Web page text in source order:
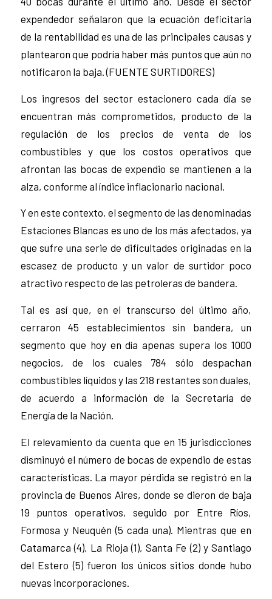
expendedor señalaron que la ecuación deficitaria
de la rentabilidad es una de las principales causas y
plantearon que podría haber más puntos que aún no
notificaron la baja. (FUENTE SURTIDORES)
Los ingresos del sector estacionero cada día se
encuentran más comprometidos, producto de la
regulación de los precios de venta de los
combustibles y que los costos operativos que
afrontan las bocas de expendio se mantienen a la
alza, conforme al índice inflacionario nacional.
Y en este contexto, el segmento de las denominadas
Estaciones Blancas es uno de los más afectados, ya
que sufre una serie de dificultades originadas en la
escasez de producto y un valor de surtidor poco
atractivo respecto de las petroleras de bandera.
Tal es así que, en el transcurso del último año,
cerraron 45 establecimientos sin bandera, un
segmento que hoy en día apenas supera los 1000
negocios, de los cuales 784 sólo despachan
combustibles líquidos y las 218 restantes son duales,
de acuerdo a información de la Secretaría de
Energía de la Nación.
El relevamiento da cuenta que en 15 jurisdicciones
disminuyó el número de bocas de expendio de estas
características. La mayor pérdida se registró en la
provincia de Buenos Aires, donde se dieron de baja
19 puntos operativos, seguido por Entre Ríos,
Formosa y Neuquén (5 cada una). Mientras que en
Catamarca (4), La Rioja (1), Santa Fe (2) y Santiago
del Estero (5) fueron los únicos sitios donde hubo
nuevas incorporaciones.